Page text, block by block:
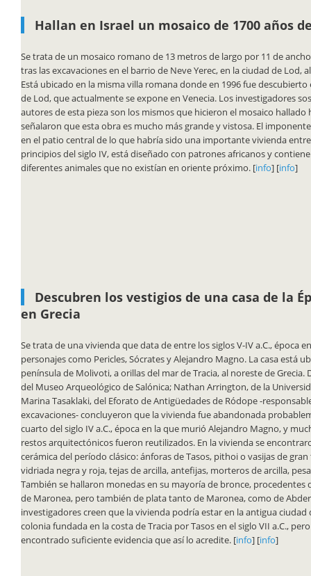
Hallan en Israel un mosaico de 1700 años
Se trata de un mosaico romano de 13 metros de largo por 11 de
tras las excavaciones en el barrio de Neve Yerec, en la ciudad de Lod,
Está ubicado en la misma villa romana donde en 1996 fue descubierto
de Lod, que actualmente se expone en Venecia. Los investigadores
autores de esta pieza son los mismos que hicieron el mosaico hallado
señalaron que esta obra es mucho más grande y vistosa. El
en el patio central de lo que habría sido una importante vivienda
principios del siglo IV, está diseñado con patrones africanos y
diferentes animales que no existían en oriente próximo. [info] [info]
Descubren los vestigios de una casa de la
en Grecia
Se trata de una vivienda que data de entre los siglos V-IV a.C., época
personajes como Pericles, Sócrates y Alejandro Magno. La casa está
península de Molivoti, a orillas del mar de Tracia, al noreste de Grecia.
del Museo Arqueológico de Salónica; Nathan Arrington, de la
Marina Tasaklaki, del Eforato de Antigüedades de Ródope -
excavaciones- concluyeron que la vivienda fue abandonada
cuarto del siglo IV a.C., época en la que murió Alejandro Magno, y
restos arquitectónicos fueron reutilizados. En la vivienda se
cerámica del período clásico: ánforas de Tasos, pithoi o vasijas de
vidriada negra y roja, tejas de arcilla, antefijas, morteros de arcilla,
También se hallaron monedas en su mayoría de bronce, procedentes
de Maronea, pero también de plata tanto de Maronea, como de
investigadores creen que la vivienda podría estar en la antigua ciudad
colonia fundada en la costa de Tracia por Tasos en el siglo VII a.C.,
encontrado suficiente evidencia que así lo acredite. [info] [info]